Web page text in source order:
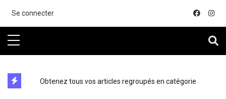
Se connecter
Obtenez tous vos articles regroupés en catégorie